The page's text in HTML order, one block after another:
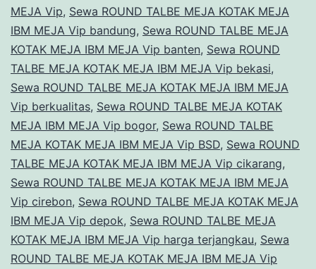
Vip
Jakarta
MEJA Vip, Sewa ROUND TALBE MEJA KOTAK MEJA
IBM MEJA Vip bandung, Sewa ROUND TALBE MEJA
KOTAK MEJA IBM MEJA Vip banten, Sewa ROUND
TALBE MEJA KOTAK MEJA IBM MEJA Vip bekasi,
Sewa ROUND TALBE MEJA KOTAK MEJA IBM MEJA
Vip berkualitas, Sewa ROUND TALBE MEJA KOTAK
MEJA IBM MEJA Vip bogor, Sewa ROUND TALBE
MEJA KOTAK MEJA IBM MEJA Vip BSD, Sewa ROUND
TALBE MEJA KOTAK MEJA IBM MEJA Vip cikarang,
Sewa ROUND TALBE MEJA KOTAK MEJA IBM MEJA
Vip cirebon, Sewa ROUND TALBE MEJA KOTAK MEJA
IBM MEJA Vip depok, Sewa ROUND TALBE MEJA
KOTAK MEJA IBM MEJA Vip harga terjangkau, Sewa
ROUND TALBE MEJA KOTAK MEJA IBM MEJA Vip